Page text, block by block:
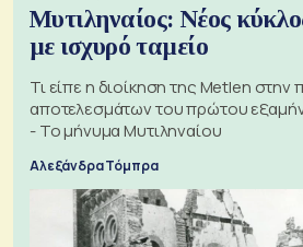
Μυτιληναίος: Νέος
με ισχυρό ταμείο
Τι είπε η διοίκηση της Metlen
αποτελεσμάτων του πρώτου
- Το μήνυμα Μυτιληναίου
Αλεξάνδρα Τόμπρα